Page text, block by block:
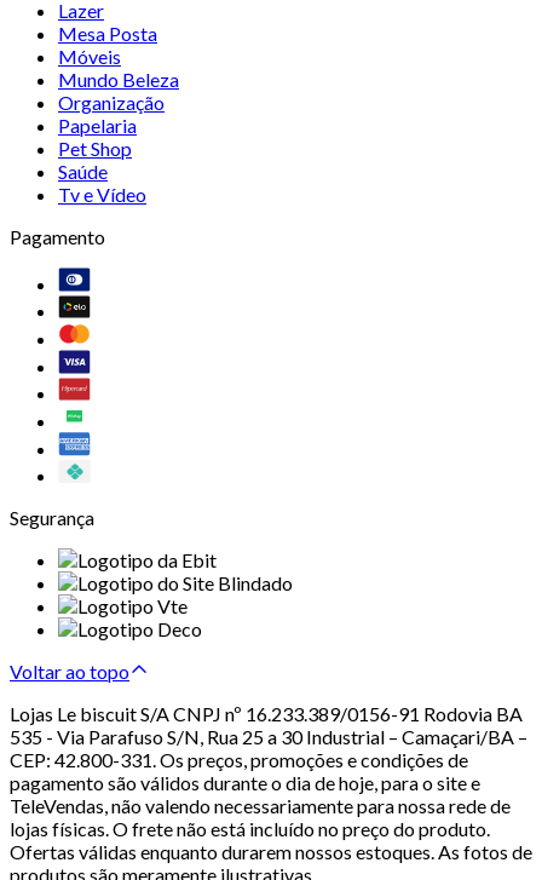
Lazer
Mesa Posta
Móveis
Mundo Beleza
Organização
Papelaria
Pet Shop
Saúde
Tv e Vídeo
Pagamento
Segurança
Voltar ao topo
Lojas Le biscuit S/A CNPJ nº 16.233.389/0156-91 Rodovia BA
535 - Via Parafuso S/N, Rua 25 a 30 Industrial – Camaçari/BA –
CEP: 42.800-331. Os preços, promoções e condições de
pagamento são válidos durante o dia de hoje, para o site e
TeleVendas, não valendo necessariamente para nossa rede de
lojas físicas. O frete não está incluído no preço do produto.
Ofertas válidas enquanto durarem nossos estoques. As fotos de
produtos são meramente ilustrativas.